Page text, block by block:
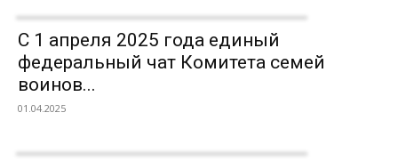
С 1 апреля 2025 года единый
федеральный чат Комитета семей
воинов...
01.04.2025